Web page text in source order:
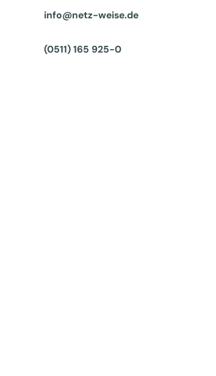
info@netz-weise.de
(0511) 165 925-0